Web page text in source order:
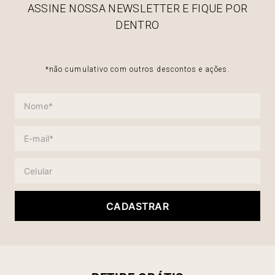
ASSINE NOSSA NEWSLETTER E FIQUE POR
DENTRO
*não cumulativo com outros descontos e ações.
CADASTRAR